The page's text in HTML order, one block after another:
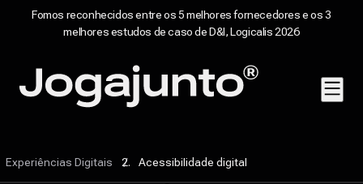
Pular para o conteúdo
Fomos reconhecidos entre os 5 melhores fornecedores e os 3
melhores estudos de caso de D&I, Logicalis 2026
Experiências Digitais Acessibilidade digital